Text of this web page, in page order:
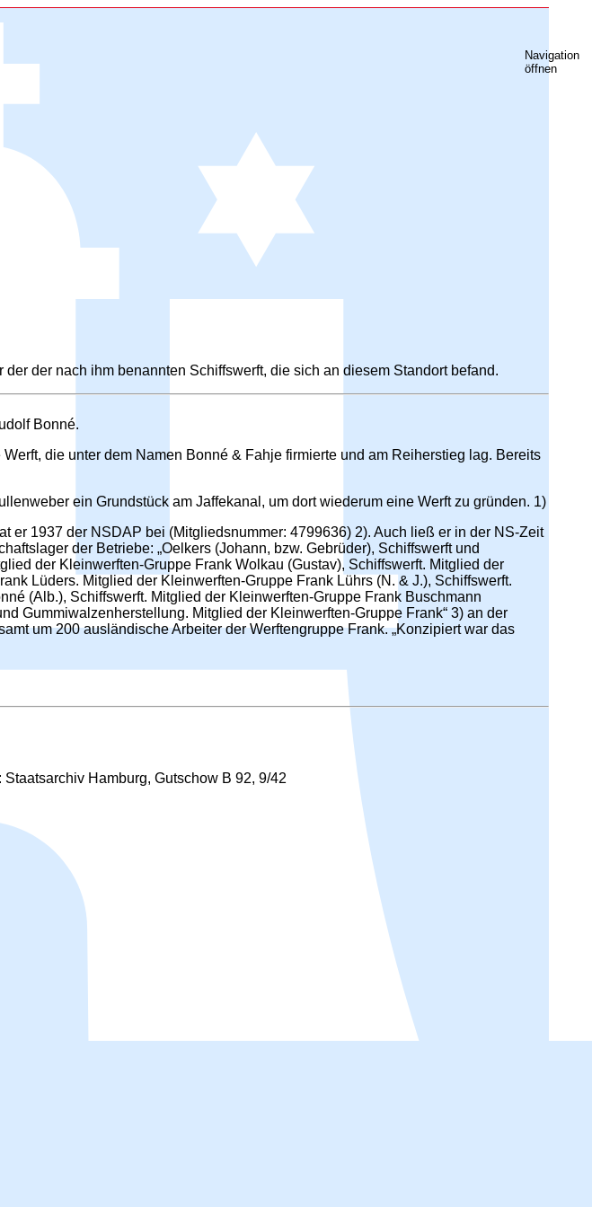
Navigation
öffnen
der der nach ihm benannten Schiffswerft, die sich an diesem Standort befand.
Bonné.
die unter dem Namen Bonné & Fahje firmierte und am Reiherstieg lag. Bereits
ein Grundstück am Jaffekanal, um dort wiederum eine Werft zu gründen. 1)
er 1937 der NSDAP bei (Mitgliedsnummer: 4799636) 2). Auch ließ er in der NS-Zeit
der Betriebe: „Oelkers (Johann, bzw. Gebrüder), Schiffswerft und
der Kleinwerften-Gruppe Frank Wolkau (Gustav), Schiffswerft. Mitglied der
Lüders. Mitglied der Kleinwerften-Gruppe Frank Lührs (N. & J.), Schiffswerft.
(Alb.), Schiffswerft. Mitglied der Kleinwerften-Gruppe Frank Buschmann
Gummiwalzenherstellung. Mitglied der Kleinwerften-Gruppe Frank“ 3) an der
um 200 ausländische Arbeiter der Werftengruppe Frank. „Konzipiert war das
Hamburg, Gutschow B 92, 9/42